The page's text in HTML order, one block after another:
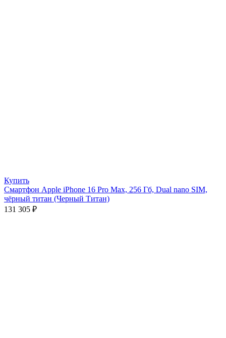
Купить
Смартфон Apple iPhone 16 Pro Max, 256 Гб, Dual nano SIM,
чёрный титан (Черный Титан)
131 305 ₽